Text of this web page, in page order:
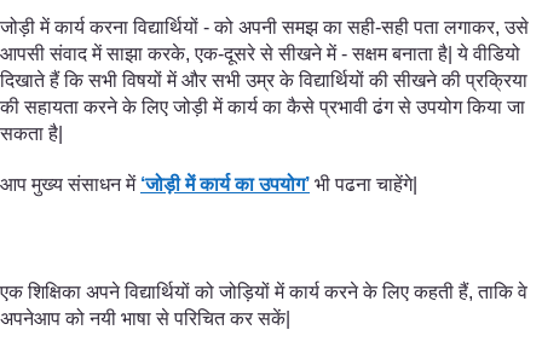
जोड़ी में कार्य करना विद्यार्थियों - को अपनी समझ का सही-सही पता लगाकर, उसे
आपसी संवाद में साझा करके, एक-दूसरे से सीखने में - सक्षम बनाता है| ये वीडियो
दिखाते हैं कि सभी विषयों में और सभी उम्र के विद्यार्थियों की सीखने की प्रक्रिया
की सहायता करने के लिए जोड़ी में कार्य का कैसे प्रभावी ढंग से उपयोग किया जा
सकता है|
आप मुख्य संसाधन में ‘जोड़ी में कार्य का उपयोग’ भी पढना चाहेंगे|
एक शिक्षिका अपने विद्यार्थियों को जोड़ियों में कार्य करने के लिए कहती हैं, ताकि वे
अपनेआप को नयी भाषा से परिचित कर सकें|